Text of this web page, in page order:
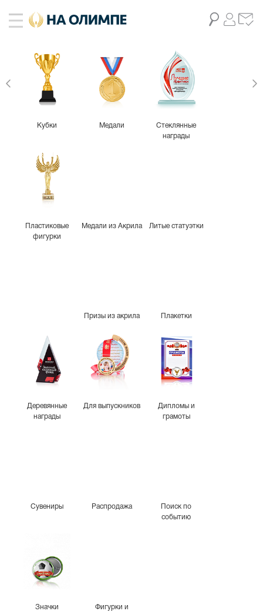
Кубки Медали
Стеклянные
награды
Пластиковые
фигурки
Медали из Акрила Литые статуэтки
Призы из акрила Плакетки
Деревянные
награды
Для выпускников
Дипломы и
грамоты
Сувениры Распродажа
Поиск по
событию
Значки
Фигурки и